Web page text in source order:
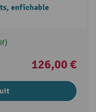
enfichable
126,00 €